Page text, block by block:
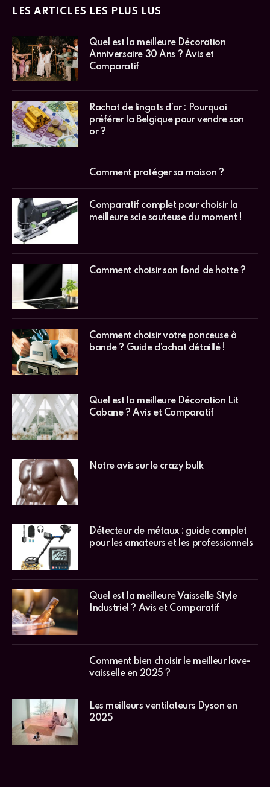
LES ARTICLES LES PLUS LUS
Quel est la meilleure Décoration
Anniversaire 30 Ans ? Avis et
Comparatif
Rachat de lingots d’or : Pourquoi
préférer la Belgique pour vendre son
or ?
Comment protéger sa maison ?
Comparatif complet pour choisir la
meilleure scie sauteuse du moment !
Comment choisir son fond de hotte ?
Comment choisir votre ponceuse à
bande ? Guide d’achat détaillé !
Quel est la meilleure Décoration Lit
Cabane ? Avis et Comparatif
Notre avis sur le crazy bulk
Détecteur de métaux : guide complet
pour les amateurs et les professionnels
Quel est la meilleure Vaisselle Style
Industriel ? Avis et Comparatif
Comment bien choisir le meilleur lave-
vaisselle en 2025 ?
Les meilleurs ventilateurs Dyson en
2025